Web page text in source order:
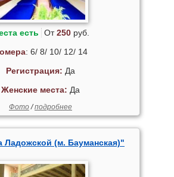
есть От250руб.
: 6/ 8/ 10/ 12/ 14
Регистрация: Да
Женские места: Да
Фото/подробнее
Ладожской (м. Бауманская)"